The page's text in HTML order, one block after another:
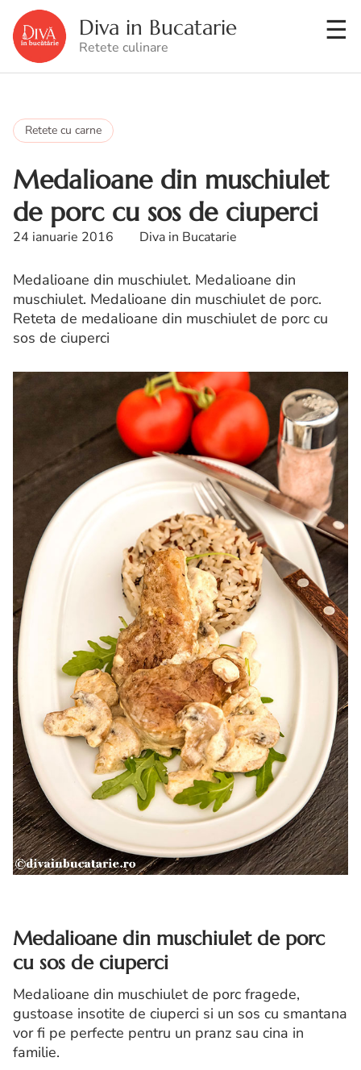
Diva in Bucatarie
Retete culinare
Retete cu carne
Medalioane din muschiulet
de porc cu sos de ciuperci
24 ianuarie 2016 Diva in Bucatarie
Medalioane din muschiulet. Medalioane din
muschiulet. Medalioane din muschiulet de porc.
Reteta de medalioane din muschiulet de porc cu
sos de ciuperci
Medalioane din muschiulet de porc
cu sos de ciuperci
Medalioane din muschiulet de porc fragede,
gustoase insotite de ciuperci si un sos cu smantana
vor fi pe perfecte pentru un pranz sau cina in
familie.